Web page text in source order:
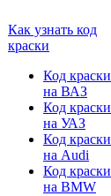
Как узнать код
краски
Код краски
на ВАЗ
Код краски
на УАЗ
Код краски
на Audi
Код краски
на BMW